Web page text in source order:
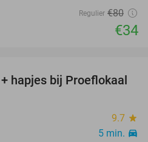
Regulier €80
€34
45%
hapjes bij Proeflokaal
9.7 star
5 min. directions_car